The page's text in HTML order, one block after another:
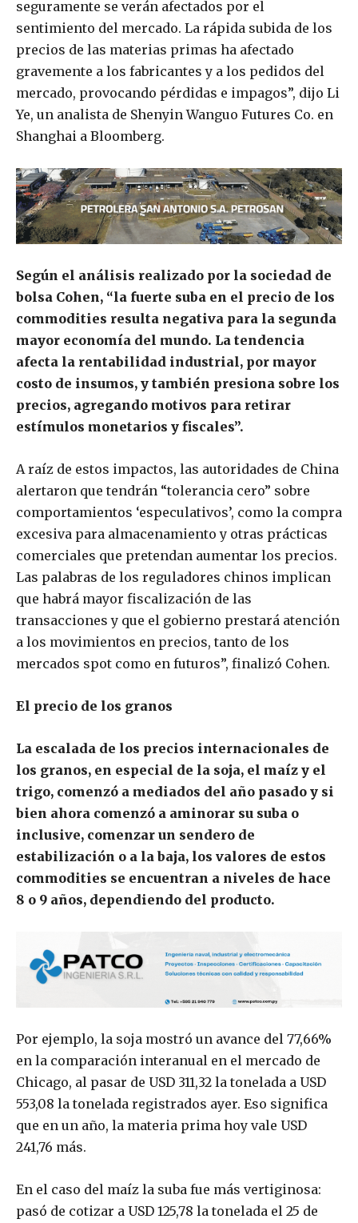
seguramente se verán afectados por el
sentimiento del mercado. La rápida subida de los
precios de las materias primas ha afectado
gravemente a los fabricantes y a los pedidos del
mercado, provocando pérdidas e impagos”, dijo Li
Ye, un analista de Shenyin Wanguo Futures Co. en
Shanghai a Bloomberg.
Según el análisis realizado por la sociedad de
bolsa Cohen, “la fuerte suba en el precio de los
commodities resulta negativa para la segunda
mayor economía del mundo. La tendencia
afecta la rentabilidad industrial, por mayor
costo de insumos, y también presiona sobre los
precios, agregando motivos para retirar
estímulos monetarios y fiscales”.
A raíz de estos impactos, las autoridades de China
alertaron que tendrán “tolerancia cero” sobre
comportamientos ‘especulativos’, como la compra
excesiva para almacenamiento y otras prácticas
comerciales que pretendan aumentar los precios.
Las palabras de los reguladores chinos implican
que habrá mayor fiscalización de las
transacciones y que el gobierno prestará atención
a los movimientos en precios, tanto de los
mercados spot como en futuros”, finalizó Cohen.
El precio de los granos
La escalada de los precios internacionales de
los granos, en especial de la soja, el maíz y el
trigo, comenzó a mediados del año pasado y si
bien ahora comenzó a aminorar su suba o
inclusive, comenzar un sendero de
estabilización o a la baja, los valores de estos
commodities se encuentran a niveles de hace
8 o 9 años, dependiendo del producto.
Por ejemplo, la soja mostró un avance del 77,66%
en la comparación interanual en el mercado de
Chicago, al pasar de USD 311,32 la tonelada a USD
553,08 la tonelada registrados ayer. Eso significa
que en un año, la materia prima hoy vale USD
241,76 más.
En el caso del maíz la suba fue más vertiginosa:
pasó de cotizar a USD 125,78 la tonelada el 25 de